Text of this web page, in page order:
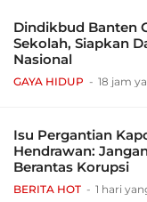
Dindikbud Banten
Sekolah, Siapkan
Nasional
GAYA HIDUP 18 jam
Isu Pergantian
Hendrawan:
Berantas Korupsi
BERITA HOT 1 hari